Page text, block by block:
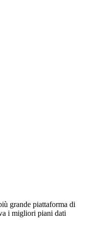
grande piattaforma di
i migliori piani dati